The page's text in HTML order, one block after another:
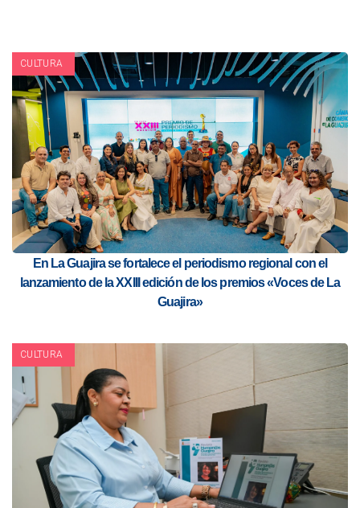
CULTURA
En La Guajira se fortalece el periodismo regional con el
lanzamiento de la XXIII edición de los premios «Voces de La
Guajira»
CULTURA